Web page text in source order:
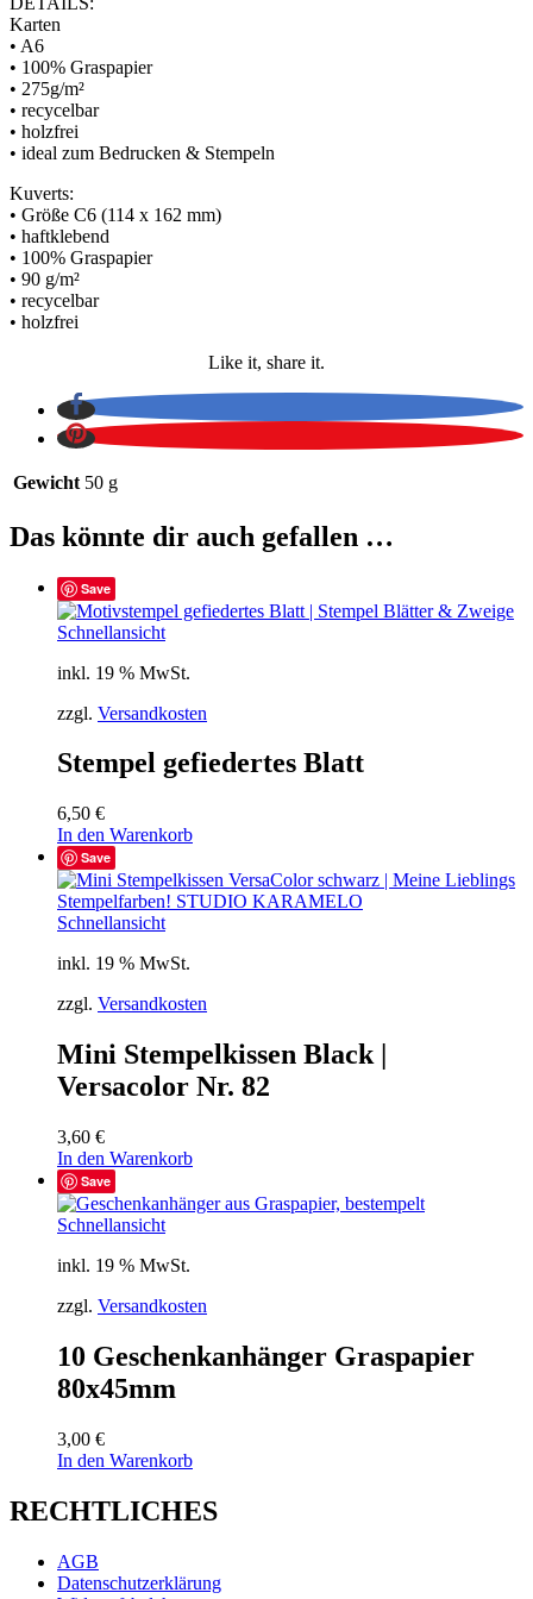
Karten
• A6
• 100% Graspapier
• 275g/m²
• recycelbar
• holzfrei
• ideal zum Bedrucken & Stempeln
Kuverts:
• Größe C6 (114 x 162 mm)
• haftklebend
• 100% Graspapier
• 90 g/m²
• recycelbar
• holzfrei
Like it, share it.
Gewicht 50 g
Das könnte dir auch gefallen …
Save
Schnellansicht
inkl. 19 % MwSt.
zzgl. Versandkosten
Stempel gefiedertes Blatt
6,50 €
In den Warenkorb
Save
Schnellansicht
inkl. 19 % MwSt.
zzgl. Versandkosten
Mini Stempelkissen Black |
Versacolor Nr. 82
3,60 €
In den Warenkorb
Save
Schnellansicht
inkl. 19 % MwSt.
zzgl. Versandkosten
10 Geschenkanhänger Graspapier
80x45mm
3,00 €
In den Warenkorb
RECHTLICHES
AGB
Datenschutzerklärung